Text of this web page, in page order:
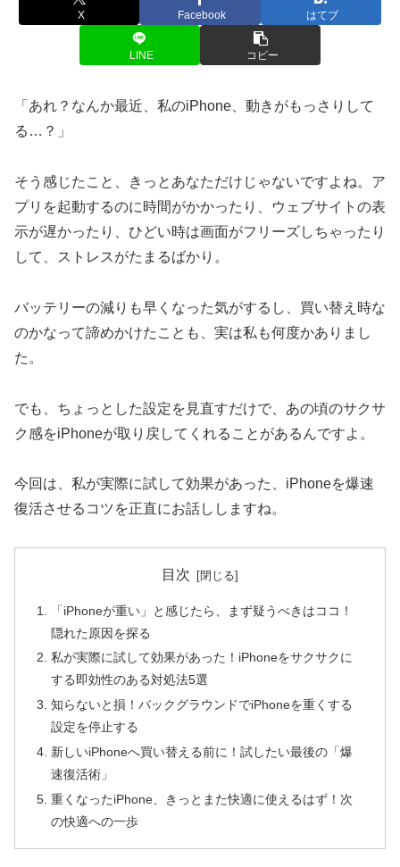
X Facebook はてブ
LINE コピー
「あれ？なんか最近、私のiPhone、動きがもっさりして
る…？」
そう感じたこと、きっとあなただけじゃないですよね。ア
プリを起動するのに時間がかかったり、ウェブサイトの表
示が遅かったり、ひどい時は画面がフリーズしちゃったり
して、ストレスがたまるばかり。
バッテリーの減りも早くなった気がするし、買い替え時な
のかなって諦めかけたことも、実は私も何度かありまし
た。
でも、ちょっとした設定を見直すだけで、あの頃のサクサ
ク感をiPhoneが取り戻してくれることがあるんですよ。
今回は、私が実際に試して効果があった、iPhoneを爆速
復活させるコツを正直にお話ししますね。
目次
「iPhoneが重い」と感じたら、まず疑うべきはココ！
隠れた原因を探る
私が実際に試して効果があった！iPhoneをサクサクに
する即効性のある対処法5選
知らないと損！バックグラウンドでiPhoneを重くする
設定を停止する
新しいiPhoneへ買い替える前に！試したい最後の「爆
速復活術」
重くなったiPhone、きっとまた快適に使えるはず！次
の快適への一歩